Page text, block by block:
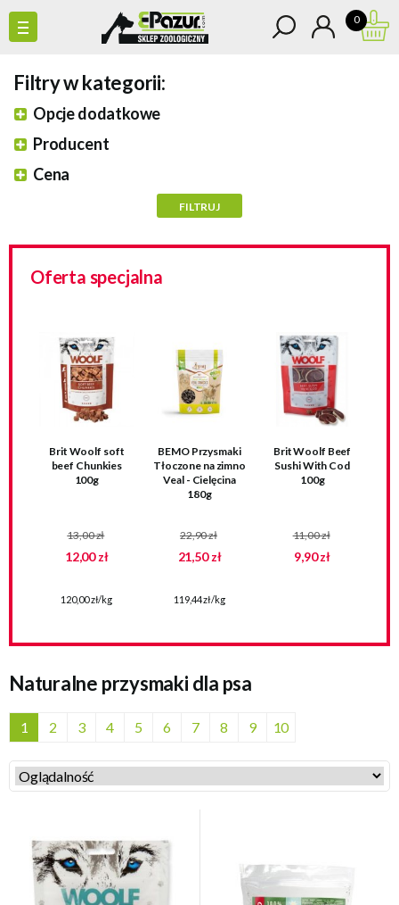
0
Filtry w kategorii:
Opcje dodatkowe
Producent
Cena
Oferta specjalna
Brit Woolf soft
beef Chunkies
100g
13,00 zł
12,00 zł
120,00 zł/kg
BEMO Przysmaki
Tłoczone na zimno
Veal - Cielęcina
180g
22,90 zł
21,50 zł
119,44 zł/kg
Brit Woolf Beef
Sushi With Cod
100g
11,00 zł
9,90 zł
Naturalne przysmaki dla psa
1 2 3 4 5 6 7 8 9 10